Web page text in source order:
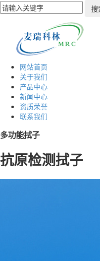
网站首页
关于我们
产品中心
新闻中心
资质荣誉
联系我们
多功能拭子
抗原检测拭子